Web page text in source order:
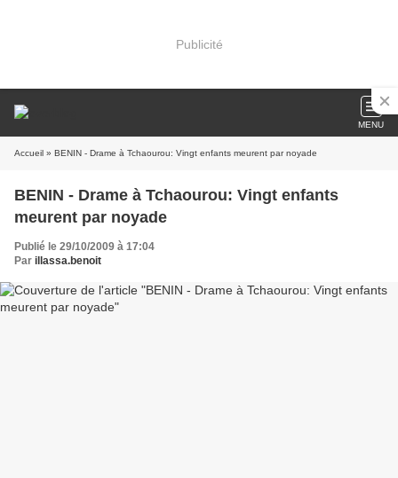
Publicité
MENU
Accueil » BENIN - Drame à Tchaourou: Vingt enfants meurent par noyade
BENIN - Drame à Tchaourou: Vingt enfants
meurent par noyade
Publié le 29/10/2009 à 17:04
Par illassa.benoit